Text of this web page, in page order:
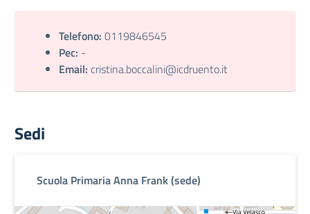
Telefono: 0119846545
Pec: -
Email: cristina.boccalini@icdruento.it
Sedi
Scuola Primaria Anna Frank (sede)